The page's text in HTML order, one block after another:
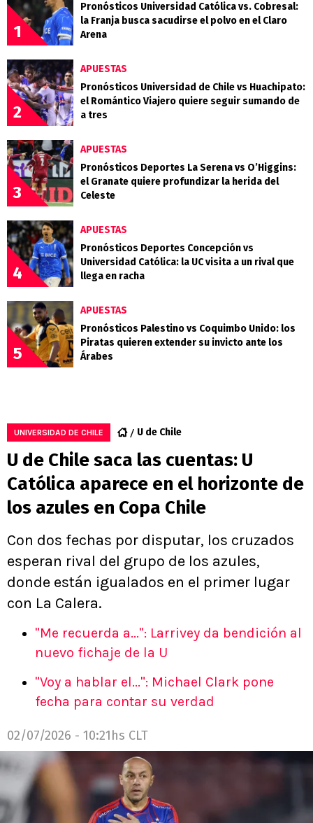
1
Pronósticos Universidad Católica vs. Cobresal:
la Franja busca sacudirse el polvo en el Claro
Arena
2
APUESTAS
Pronósticos Universidad de Chile vs Huachipato:
el Romántico Viajero quiere seguir sumando de
a tres
3
APUESTAS
Pronósticos Deportes La Serena vs O’Higgins:
el Granate quiere profundizar la herida del
Celeste
4
APUESTAS
Pronósticos Deportes Concepción vs
Universidad Católica: la UC visita a un rival que
llega en racha
5
APUESTAS
Pronósticos Palestino vs Coquimbo Unido: los
Piratas quieren extender su invicto ante los
Árabes
UNIVERSIDAD DE CHILE U de Chile
U de Chile saca las cuentas: U
Católica aparece en el horizonte de
los azules en Copa Chile
Con dos fechas por disputar, los cruzados
esperan rival del grupo de los azules,
donde están igualados en el primer lugar
con La Calera.
"Me recuerda a...": Larrivey da bendición al
nuevo fichaje de la U
"Voy a hablar el...": Michael Clark pone
fecha para contar su verdad
02/07/2026 - 10:21hs CLT